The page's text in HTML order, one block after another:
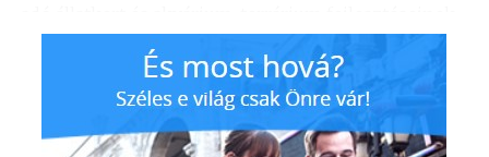
fél hónapos zárva tartás következtében pedig több,
mint 28.000 látogatótól és több tízmillió forintnyi
bevételtől esett el.